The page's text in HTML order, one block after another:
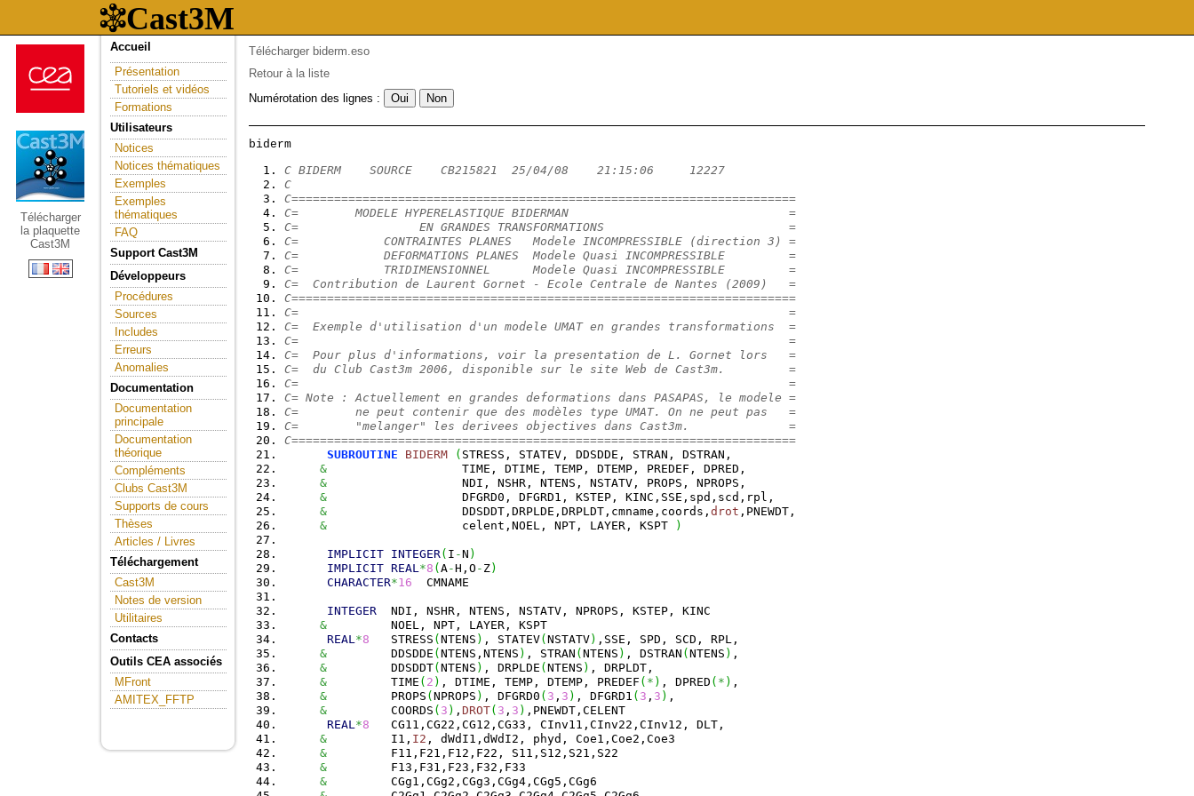
Télécharger
la plaquette
Cast3M
Accueil
Présentation
Tutoriels et vidéos
Formations
Utilisateurs
Notices
Notices thématiques
Exemples
Exemples
thématiques
FAQ
Support Cast3M
Développeurs
Procédures
Sources
Includes
Erreurs
Anomalies
Documentation
Documentation
principale
Documentation
théorique
Compléments
Clubs Cast3M
Supports de cours
Thèses
Articles / Livres
Téléchargement
Cast3M
Notes de version
Utilitaires
Contacts
Outils CEA associés
MFront
AMITEX_FFTP
Télécharger biderm.eso
Retour à la liste
Numérotation des lignes :
C BIDERM    SOURCE    CB215821  25/04/08    21:15:06     12227
C
C=======================================================================
C=        MODELE HYPERELASTIQUE BIDERMAN                               =
C=                 EN GRANDES TRANSFORMATIONS                          =
C=            CONTRAINTES PLANES   Modele INCOMPRESSIBLE (direction 3) =
C=            DEFORMATIONS PLANES  Modele Quasi INCOMPRESSIBLE         =
C=            TRIDIMENSIONNEL      Modele Quasi INCOMPRESSIBLE         =
C=  Contribution de Laurent Gornet - Ecole Centrale de Nantes (2009)   =
C=======================================================================
C=                                                                     =
C=  Exemple d'utilisation d'un modele UMAT en grandes transformations  =
C=                                                                     =
C=  Pour plus d'informations, voir la presentation de L. Gornet lors   =
C=  du Club Cast3m 2006, disponible sur le site Web de Cast3m.         =
C=                                                                     =
C= Note : Actuellement en grandes deformations dans PASAPAS, le modele =
C=        ne peut contenir que des modèles type UMAT. On ne peut pas   =
C=        "melanger" les derivees objectives dans Cast3m.              =
C=======================================================================
SUBROUTINE
BIDERM ( STRESS, STATEV, DDSDDE, STRAN, DSTRAN,
&
                   TIME, DTIME, TEMP, DTEMP, PREDEF, DPRED,
&
                   NDI, NSHR, NTENS, NSTATV, PROPS, NPROPS,
&
                   DFGRD0, DFGRD1, KSTEP, KINC,SSE,spd,scd,rpl,
&
                   DDSDDT,DRPLDE,DRPLDT,cmname,coords,
drot ,PNEWDT,
&
                   celent,NOEL, NPT, LAYER, KSPT
)
IMPLICIT INTEGER( I -N )
IMPLICIT REAL *8 (A-H,O - Z)
CHARACTER*16
  CMNAME
INTEGER
  NDI, NSHR, NTENS, NSTATV, NPROPS, KSTEP, KINC
&
         NOEL, NPT, LAYER, KSPT
REAL *8
   STRESS
(NTENS ) , STATEV(NSTATV) ,SSE, SPD, SCD, RPL,
&
         DDSDDE
(NTENS,NTENS ) , STRAN (NTENS ) , DSTRAN (NTENS ) ,
&
         DDSDDT
(NTENS ) , DRPLDE (NTENS ) , DRPLDT,
&
         TIME
( 2 ) , DTIME, TEMP, DTEMP, PREDEF ( * ) , DPRED ( * ) ,
&
         PROPS
(NPROPS ) , DFGRD0 ( 3 , 3 ) , DFGRD1 ( 3 , 3 ) ,
&
         COORDS
( 3 ) , DROT( 3 , 3 ) ,PNEWDT,CELENT
REAL *8
   CG11,CG22,CG12,CG33, CInv11,CInv22,CInv12, DLT,
&
         I1,
I2 , dWdI1,dWdI2, phyd, Coe1,Coe2,Coe3
&
         F11,F21,F12,F22, S11,S12,S21,S22
&
         F13,F31,F23,F32,F33
&
         CGg1,CGg2,CGg3,CGg4,CGg5,CGg6